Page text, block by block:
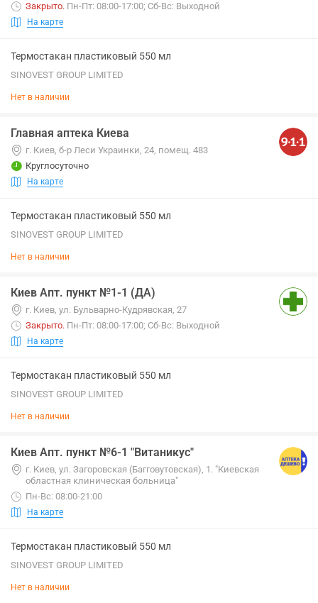
Закрыто. Пн-Пт: 08:00-17:00; Сб-Вс: Выходной
На карте
Термостакан пластиковый 550 мл
SINOVEST GROUP LIMITED
Нет в наличии
Главная аптека Киева
г. Киев, б-р Леси Украинки, 24, помещ. 483
Круглосуточно
На карте
Термостакан пластиковый 550 мл
SINOVEST GROUP LIMITED
Нет в наличии
Киев Апт. пункт №1-1 (ДА)
г. Киев, ул. Бульварно-Кудрявская, 27
Закрыто. Пн-Пт: 08:00-17:00; Сб-Вс: Выходной
На карте
Термостакан пластиковый 550 мл
SINOVEST GROUP LIMITED
Нет в наличии
Киев Апт. пункт №6-1 "Витаникус"
г. Киев, ул. Загоровская (Багговутовская), 1. "Киевская
областная клиническая больница"
Пн-Вс: 08:00-21:00
На карте
Термостакан пластиковый 550 мл
SINOVEST GROUP LIMITED
Нет в наличии